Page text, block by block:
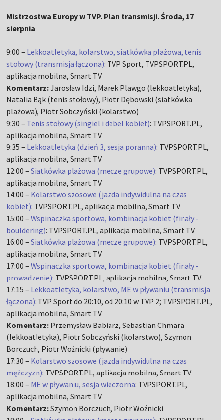
Mistrzostwa Europy w TVP. Plan transmisji. Środa, 17
sierpnia
9:00 – Lekkoatletyka, kolarstwo, siatkówka plażowa, tenis
stołowy (transmisja łączona): TVP Sport, TVPSPORT.PL,
aplikacja mobilna, Smart TV
Komentarz:Jarosław Idzi, Marek Plawgo (lekkoatletyka),
Natalia Bąk (tenis stołowy), Piotr Dębowski (siatkówka
plażowa), Piotr Sobczyński (kolarstwo)
9:30 – Tenis stołowy (singiel i debel kobiet): TVPSPORT.PL,
aplikacja mobilna, Smart TV
9:35 – Lekkoatletyka (dzień 3, sesja poranna): TVPSPORT.PL,
aplikacja mobilna, Smart TV
12:00 –Siatkówka plażowa (mecze grupowe): TVPSPORT.PL,
aplikacja mobilna, Smart TV
14:00 – Kolarstwo szosowe (jazda indywidulna na czas
kobiet): TVPSPORT.PL, aplikacja mobilna, Smart TV
15:00 –Wspinaczka sportowa, kombinacja kobiet (finały -
bouldering): TVPSPORT.PL, aplikacja mobilna, Smart TV
16:00 –Siatkówka plażowa (mecze grupowe): TVPSPORT.PL,
aplikacja mobilna, Smart TV
17:00 –Wspinaczka sportowa, kombinacja kobiet (finały -
prowadzenie): TVPSPORT.PL, aplikacja mobilna, Smart TV
17:15 – Lekkoatletyka, kolarstwo, ME w pływaniu (transmisja
łączona): TVP Sport do 20:10, od 20:10 w TVP 2; TVPSPORT.PL,
aplikacja mobilna, Smart TV
Komentarz: Przemysław Babiarz, Sebastian Chmara
(lekkoatletyka), Piotr Sobczyński (kolarstwo), Szymon
Borczuch, Piotr Woźnicki (pływanie)
17:30 – Kolarstwo szosowe (jazda indywidulna na czas
mężczyzn): TVPSPORT.PL, aplikacja mobilna, Smart TV
18:00 – ME w pływaniu, sesja wieczorna: TVPSPORT.PL,
aplikacja mobilna, Smart TV
Komentarz:Szymon Borczuch, Piotr Woźnicki